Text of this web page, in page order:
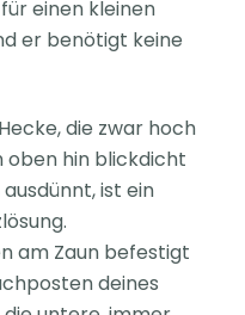
einen kleinen
er benötigt keine
die zwar hoch
oben hin blickdicht
ist ein
am Zaun befestigt
deines